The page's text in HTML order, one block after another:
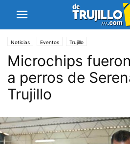
Noticias Eventos Trujillo
Microchips
a perros de
Trujillo